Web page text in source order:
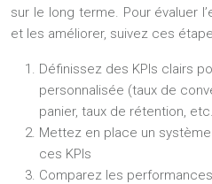
sur le long terme. Pour évaluer
et les améliorer, suivez ces
Définissez des KPIs clairs
personnalisée (taux de
panier, taux de rétention,
Mettez en place un
ces KPIs
Comparez les